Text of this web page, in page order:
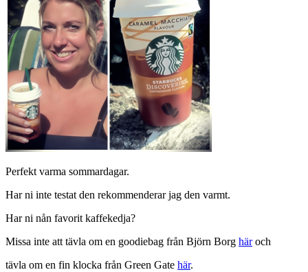
Perfekt varma sommardagar.
Har ni inte testat den rekommenderar jag den varmt.
Har ni nån favorit kaffekedja?
Missa inte att tävla om en goodiebag från Björn Borg häroch
tävla om en fin klocka från Green Gate här.